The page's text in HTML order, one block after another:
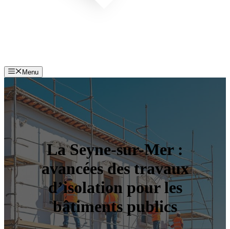
Menu
La Seyne-sur-Mer :
avancées des travaux
d’isolation pour les
bâtiments publics